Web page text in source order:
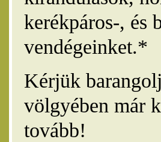
kerékpáros-, és
vendégeinket.*
Kérjük
völgyében már
tovább!